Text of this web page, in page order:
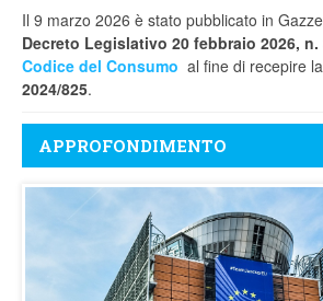
Il 9 marzo 2026 è stato pubblicato in
Decreto Legislativo 20 febbraio 2026, n.
Codice del Consumo al fine di recepire la
2024/825.
APPROFONDIMENTO